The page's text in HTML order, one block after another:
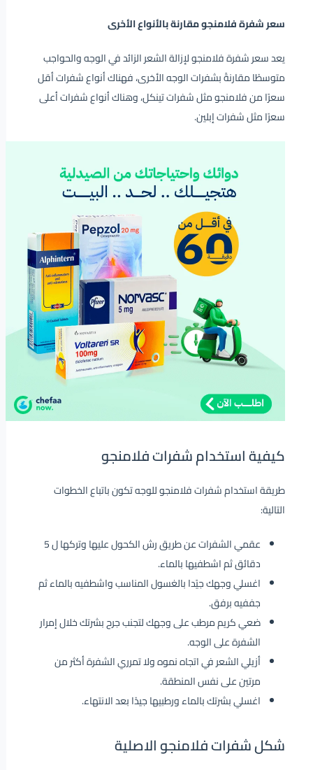
سعر شفرة فلامنجو مقارنة بالأنواع الأخرى
يعد سعر شفرة فلامنجو لإزالة الشعر الزائد في الوجه والحواجب
متوسطًا مقارنةً بشفرات الوجه الأخرى، فهناك أنواع شفرات أقل
سعرًا من فلامنجو مثل شفرات تينكل، وهناك أنواع شفرات أعلى
سعرًا مثل شفرات إبلين.
كيفية استخدام شفرات فلامنجو
طريقة استخدام شفرات فلامنجو للوجه تكون باتباع الخطوات
التالية:
عقمي الشفرات عن طريق رش الكحول عليها وتركها ل 5
دقائق ثم اشطفيها بالماء.
اغسلي وجهك جيًدا بالغسول المناسب واشطفيه بالماء ثم
جففيه برفق.
ضعي كريم مرطب على وجهك لتجنب جرح بشرتك خلال إمرار
الشفرة على الوجه.
أزيلي الشعر في اتجاه نموه ولا تمرري الشفرة أكثر من
مرتين على نفس المنطقة.
اغسلي بشرتك بالماء ورطبيها جيدًا بعد الانتهاء.
شكل شفرات فلامنجو الاصلية